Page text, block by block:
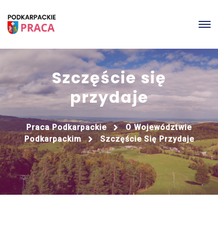
Szczęście się
przydaje
Praca Podkarpackie
O Województwie
Podkarpackim
Szczęście Się Przydaje